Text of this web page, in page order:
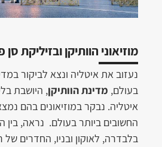
מוזיאוני הוותיקן ובזיליקת סן
נעזוב את איטליה ונצא לביקור
בעולם,מדינת הוותיקן, היושבת
איטליה. נבקר במוזיאונים בהם
החשובים ביותר בעולם. נראה, בין
בלבדרה, לאוקון ובניו, החדרים